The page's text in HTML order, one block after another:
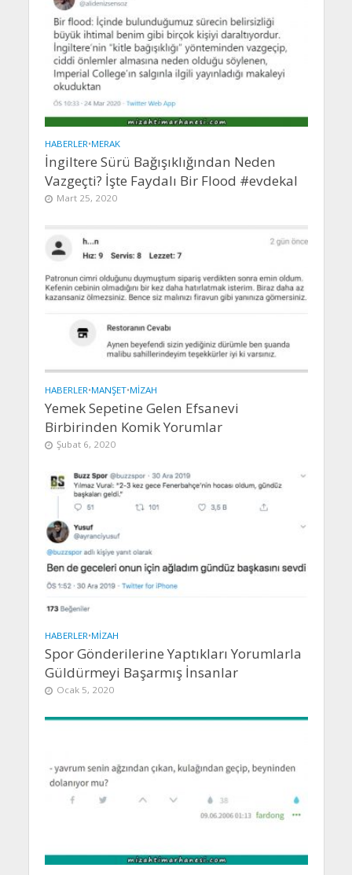
HABERLER•MERAK
İngiltere Sürü Bağışıklığından Neden
Vazgeçti? İşte Faydalı Bir Flood #evdekal
Mart 25, 2020
HABERLER•MANŞET•MIZAH
Yemek Sepetine Gelen Efsanevi
Birbirinden Komik Yorumlar
Şubat 6, 2020
HABERLER•MIZAH
Spor Gönderilerine Yaptıkları Yorumlarla
Güldürmeyi Başarmış İnsanlar
Ocak 5, 2020